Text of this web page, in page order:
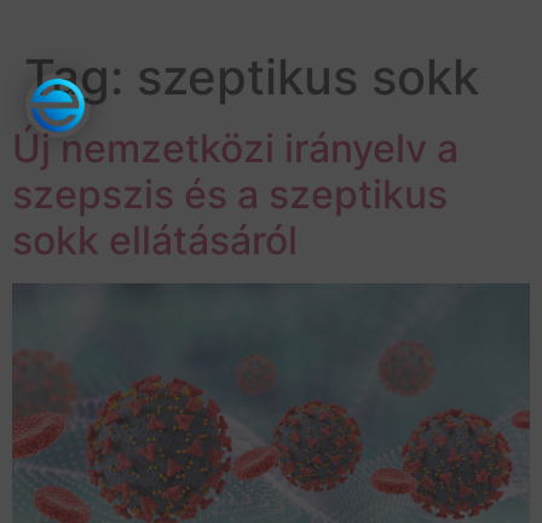
Tag: szeptikus sokk
Új nemzetközi irányelv a
szepszis és a szeptikus
sokk ellátásáról